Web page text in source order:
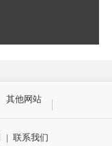
其他网站
| 联系我们